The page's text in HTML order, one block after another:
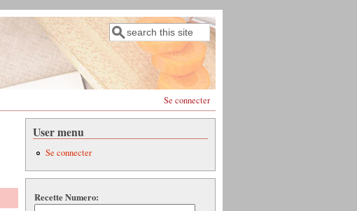
Formulaire de recherche
Rechercher
Se connecter
User menu
Se connecter
Recette Numero: